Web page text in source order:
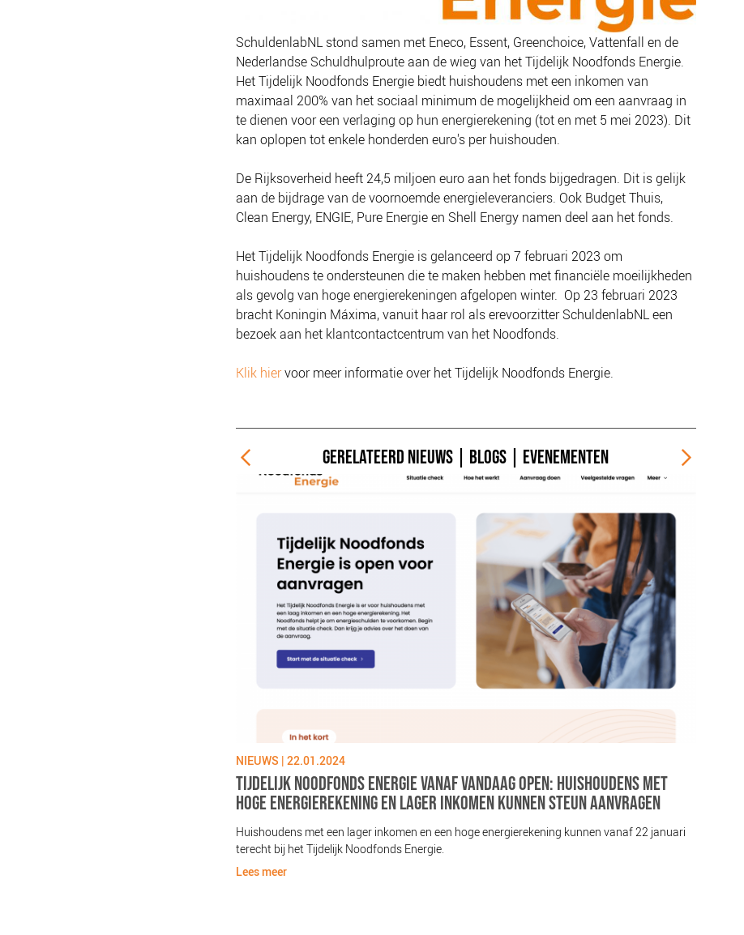
SchuldenlabNL stond samen met Eneco, Essent, Greenchoice, Vattenfall en de
Nederlandse Schuldhulproute aan de wieg van het Tijdelijk Noodfonds Energie.
Het Tijdelijk Noodfonds Energie biedt huishoudens met een inkomen van
maximaal 200% van het sociaal minimum de mogelijkheid om een aanvraag in
te dienen voor een verlaging op hun energierekening (tot en met 5 mei 2023). Dit
kan oplopen tot enkele honderden euro's per huishouden.
De Rijksoverheid heeft 24,5 miljoen euro aan het fonds bijgedragen. Dit is gelijk
aan de bijdrage van de voornoemde energieleveranciers. Ook Budget Thuis,
Clean Energy, ENGIE, Pure Energie en Shell Energy namen deel aan het fonds.
Het Tijdelijk Noodfonds Energie is gelanceerd op 7 februari 2023 om
huishoudens te ondersteunen die te maken hebben met financiële moeilijkheden
als gevolg van hoge energierekeningen afgelopen winter. Op 23 februari 2023
bracht Koningin Máxima, vanuit haar rol als erevoorzitter SchuldenlabNL een
bezoek aan het klantcontactcentrum van het Noodfonds.
Klik hiervoor meer informatie over het Tijdelijk Noodfonds Energie.
GERELATEERD NIEUWS BLOGS EVENEMENTEN
NIEUWS | 22.01.2024
TIJDELIJK NOODFONDS ENERGIE VANAF VANDAAG OPEN: HUISHOUDENS MET
HOGE ENERGIEREKENING EN LAGER INKOMEN KUNNEN STEUN AANVRAGEN
Huishoudens met een lager inkomen en een hoge energierekening kunnen vanaf 22 januari
terecht bij het Tijdelijk Noodfonds Energie.
Lees meer